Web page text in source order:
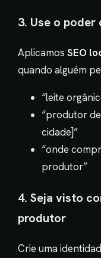
3. Use o
Aplicamos SEO
quando alguém
“leite
“produtor
cidade]”
“onde
produtor”
4. Seja visto
produtor
Crie uma